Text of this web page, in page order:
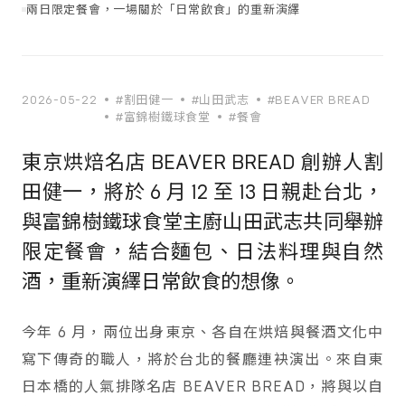
2026-05-22 #割田健一 #山田武志
#BEAVER BREAD
#富錦樹鐵球食堂
#餐會
東京烘焙名店 BEAVER BREAD 創辦人割
田健一，將於 6 月 12 至 13 日親赴台北，
與富錦樹鐵球食堂主廚山田武志共同舉辦
限定餐會，結合麵包、日法料理與自然
酒，重新演繹日常飲食的想像。
今年 6 月，兩位出身東京、各自在烘焙與餐酒文化中
寫下傳奇的職人，將於台北的餐廳連袂演出。來自東
日本橋的人氣排隊名店 BEAVER BREAD，將與以自
兩日限定餐會，一場關於「日常飲食」的重新演繹